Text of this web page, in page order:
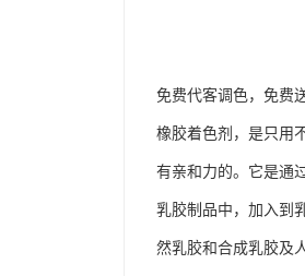
免费代客调色，免费
橡胶着色剂，是只用
有亲和力的。它是通
乳胶制品中，加入到
然乳胶和合成乳胶及